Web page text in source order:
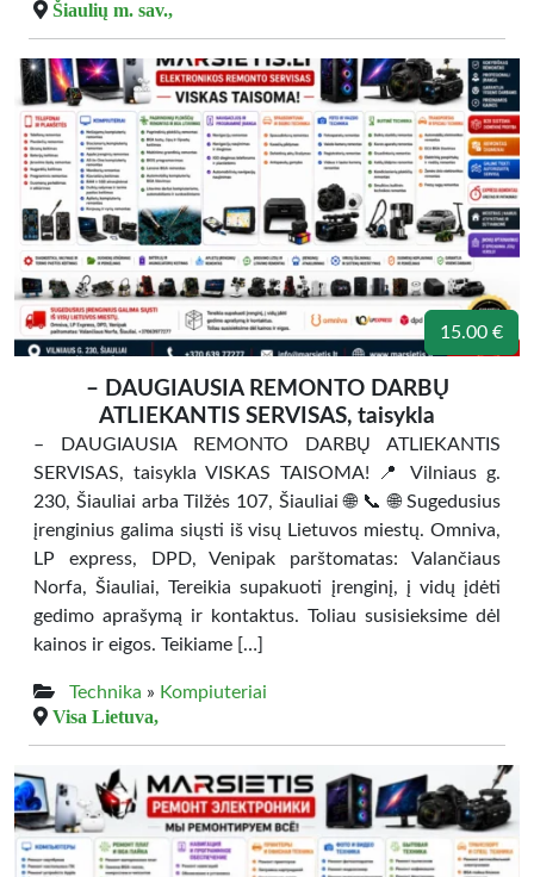
Šiaulių m. sav.,
15.00 €
– DAUGIAUSIA REMONTO DARBŲ
ATLIEKANTIS SERVISAS, taisykla
– DAUGIAUSIA REMONTO DARBŲ ATLIEKANTIS
SERVISAS, taisykla VISKAS TAISOMA! 📍 Vilniaus g.
230, Šiauliai arba Tilžės 107, Šiauliai 🌐 📞 🌐 Sugedusius
įrenginius galima siųsti iš visų Lietuvos miestų. Omniva,
LP express, DPD, Venipak parštomatas: Valančiaus
Norfa, Šiauliai, Tereikia supakuoti įrenginį, į vidų įdėti
gedimo aprašymą ir kontaktus. Toliau susisieksime dėl
kainos ir eigos. Teikiame […]
Technika » Kompiuteriai
Visa Lietuva,